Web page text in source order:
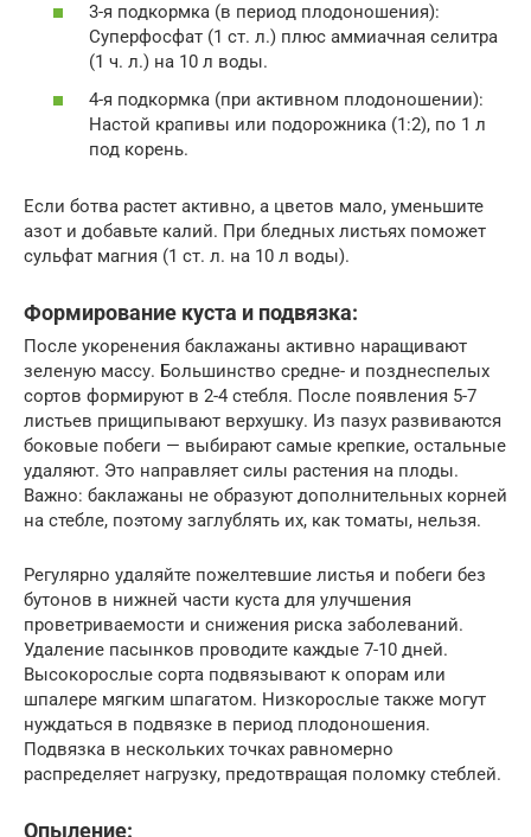
3-я подкормка (в период плодоношения):
Суперфосфат (1 ст. л.) плюс аммиачная селитра
(1 ч. л.) на 10 л воды.
4-я подкормка (при активном плодоношении):
Настой крапивы или подорожника (1:2), по 1 л
под корень.
Если ботва растет активно, а цветов мало, уменьшите
азот и добавьте калий. При бледных листьях поможет
сульфат магния (1 ст. л. на 10 л воды).
Формирование куста и подвязка:
После укоренения баклажаны активно наращивают
зеленую массу. Большинство средне- и позднеспелых
сортов формируют в 2-4 стебля. После появления 5-7
листьев прищипывают верхушку. Из пазух развиваются
боковые побеги — выбирают самые крепкие, остальные
удаляют. Это направляет силы растения на плоды.
Важно: баклажаны не образуют дополнительных корней
на стебле, поэтому заглублять их, как томаты, нельзя.
Регулярно удаляйте пожелтевшие листья и побеги без
бутонов в нижней части куста для улучшения
проветриваемости и снижения риска заболеваний.
Удаление пасынков проводите каждые 7-10 дней.
Высокорослые сорта подвязывают к опорам или
шпалере мягким шпагатом. Низкорослые также могут
нуждаться в подвязке в период плодоношения.
Подвязка в нескольких точках равномерно
распределяет нагрузку, предотвращая поломку стеблей.
Опыление: